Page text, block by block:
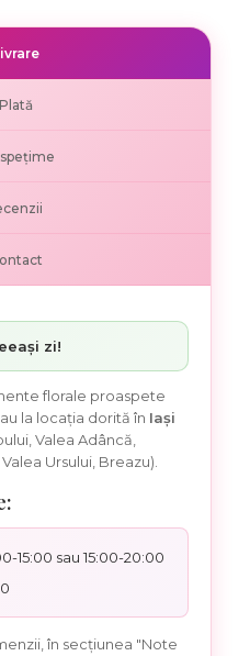
Plată
zi!
florale proaspete
la locația dorită în Iași
Valea Adâncă,
Ursului, Breazu).
15:00 sau 15:00-20:00
în secțiunea "Note